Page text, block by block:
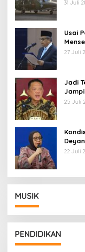
31 Juli
Usai
27 Juli
Jadi
25 Juli
22 Juli
MUSIK
PENDIDIKAN